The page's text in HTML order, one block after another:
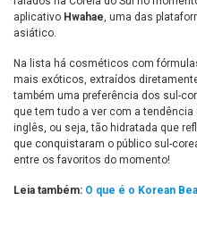
aplicativo Hwahae , uma das
asiático.
Na lista há cosméticos com
mais exóticos, extraídos
também uma preferência dos sul-
que tem tudo a ver com a tendência
inglês, ou seja, tão hidratada que
que conquistaram o público sul-
entre os favoritos do momento!
Leia também: O que é o Korean